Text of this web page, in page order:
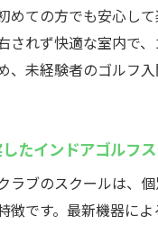
めての方でも安心し
されず快適な室内で
、未経験者のゴルフ
たインドアゴルフ
ラブのスクールは、
徴です。最新機器に